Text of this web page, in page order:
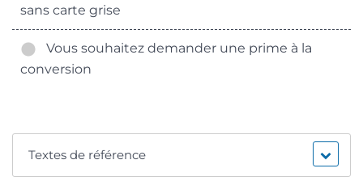
sans carte grise
Vous souhaitez demander une prime à la
conversion
Textes de référence